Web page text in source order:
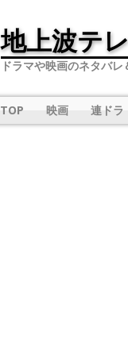
地上波テ
ドラマや映画のネタバ
TOP 映画 連ドラ